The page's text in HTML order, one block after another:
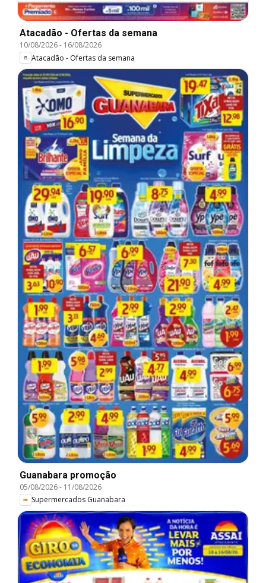
Atacadão - Ofertas da semana
10/08/2026- 16/08/2026
Atacadão - Ofertas da semana
Guanabara promoção
05/08/2026- 11/08/2026
Supermercados Guanabara